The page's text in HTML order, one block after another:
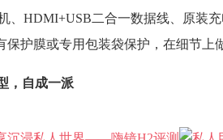
、HDMI+USB二合一数据线、原装
保护膜或专用包装袋保护，在细节上
，自成一派